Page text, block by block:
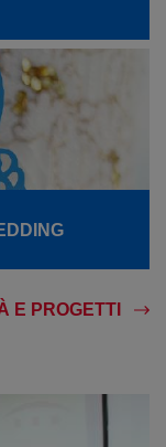
E PROGETTI